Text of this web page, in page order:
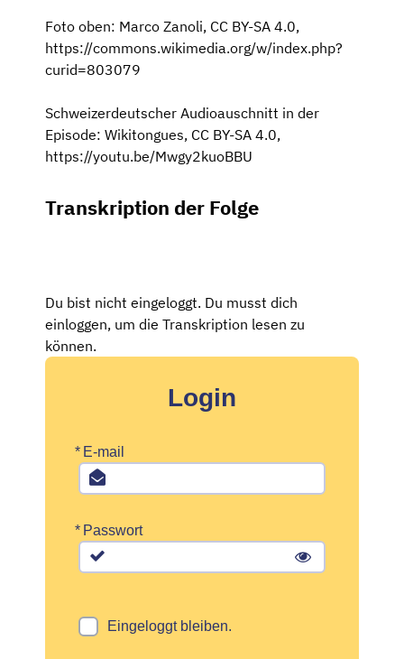
Foto oben: Marco Zanoli, CC BY-SA 4.0,
https://commons.wikimedia.org/w/index.php?
curid=803079
Schweizerdeutscher Audioauschnitt in der
Episode: Wikitongues, CC BY-SA 4.0,
https://youtu.be/Mwgy2kuoBBU
Transkription der Folge
Du bist nicht eingeloggt. Du musst dich
einloggen, um die Transkription lesen zu
können.
Login
* E-mail
* Passwort
Eingeloggt bleiben.